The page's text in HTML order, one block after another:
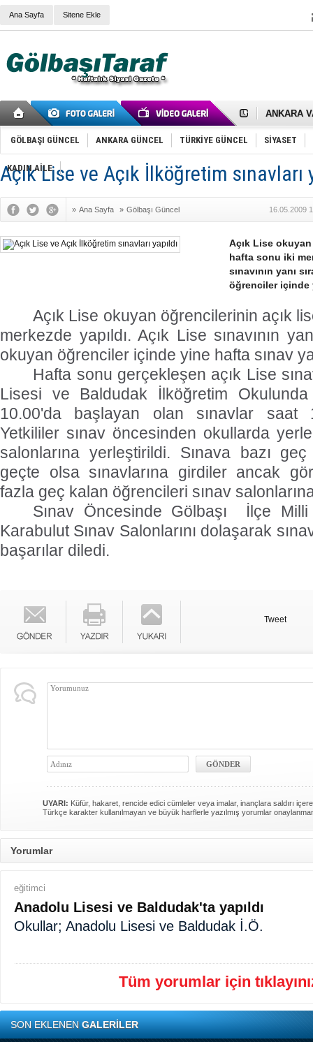
Ana Sayfa Sitene Ekle
Cemal
Samet
FAİZ
OLİMPİK
SÖZ
Mikail
Gölbaşı
GÖLBAŞI GÜNCEL ANKARA GÜNCEL TÜRKİYE GÜNCEL SİYASET
KADIN AİLE
Açık Lise ve Açık İlköğretim sınavları
» Ana Sayfa » Gölbaşı Güncel 16.05.2009
Açık Lise
hafta sonu iki
sınavının yanı
öğrenciler içinde
Açık Lise okuyan öğrencilerinin açık
merkezde yapıldı. Açık Lise sınavının
okuyan öğrenciler içinde yine hafta sınav
Hafta sonu gerçekleşen açık Lise
Lisesi ve Baldudak İlköğretim Okulunda
10.00'da başlayan olan sınavlar saat
Yetkililer sınav öncesinden okullarda
salonlarına yerleştirildi. Sınava bazı
geçte olsa sınavlarına girdiler ancak
fazla geç kalan öğrencileri sınav
Sınav Öncesinde Gölbaşı
İlçe
Karabulut Sınav Salonlarını dolaşarak
başarılar diledi.
Tweet
UYARI: Küfür, hakaret, rencide edici cümleler veya imalar, inançlara saldırı
Türkçe karakter kullanılmayan ve büyük harflerle yazılmış yorumlar
Yorumlar
eğitimci
Anadolu Lisesi ve Baldudak'ta yapıldı
Okullar; Anadolu Lisesi ve Baldudak İ.Ö.
Tüm yorumlar için
SON EKLENENGALERİLER